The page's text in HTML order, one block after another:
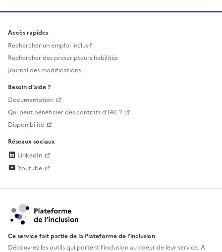
Accès rapides
Rechercher un emploi inclusif
Rechercher des prescripteurs habilités
Journal des modifications
Besoin d'aide ?
Documentation
Qui peut bénéficier des contrats d'IAE ?
Disponibilité
Réseaux sociaux
LinkedIn
Youtube
Ce service fait partie de la Plateforme de l’inclusion
Découvrez les outils qui portent l'inclusion aucoeur de leur service. A